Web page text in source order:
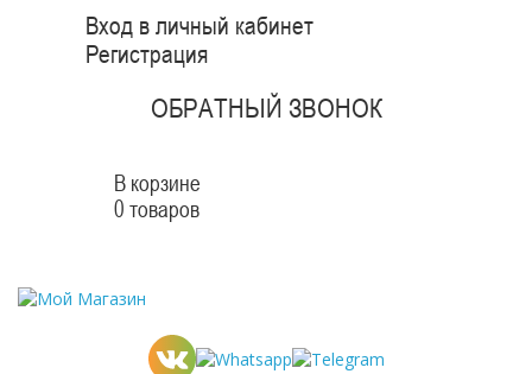
Вход в личный кабинет
Регистрация
ОБРАТНЫЙ ЗВОНОК
В корзине
0 товаров